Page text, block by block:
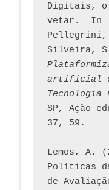
Digitais, o
vetar.  In
Pellegrini,
artificial e
Tecnologia
SP, Ação
37, 59.
Lemos, A.
Políticas
de